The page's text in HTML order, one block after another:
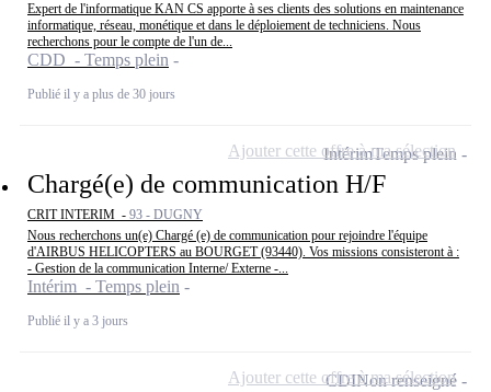
Expert de l'informatique KAN CS apporte à ses clients des solutions en maintenance
informatique, réseau, monétique et dans le déploiement de techniciens. Nous
recherchons pour le compte de l'un de...
CDD - Temps plein
Publié il y a plus de 30 jours
Chargé(e) de communication H/F
CRIT INTERIM - 93 - DUGNY
Nous recherchons un(e) Chargé (e) de communication pour rejoindre l'équipe
d'AIRBUS HELICOPTERS au BOURGET (93440). Vos missions consisteront à :
- Gestion de la communication Interne/ Externe -...
Intérim - Temps plein
Publié il y a 3 jours
IntérimTemps plein
Ajouter cette offre à ma sélection
CDINon renseigné
Ajouter cette offre à ma sélection